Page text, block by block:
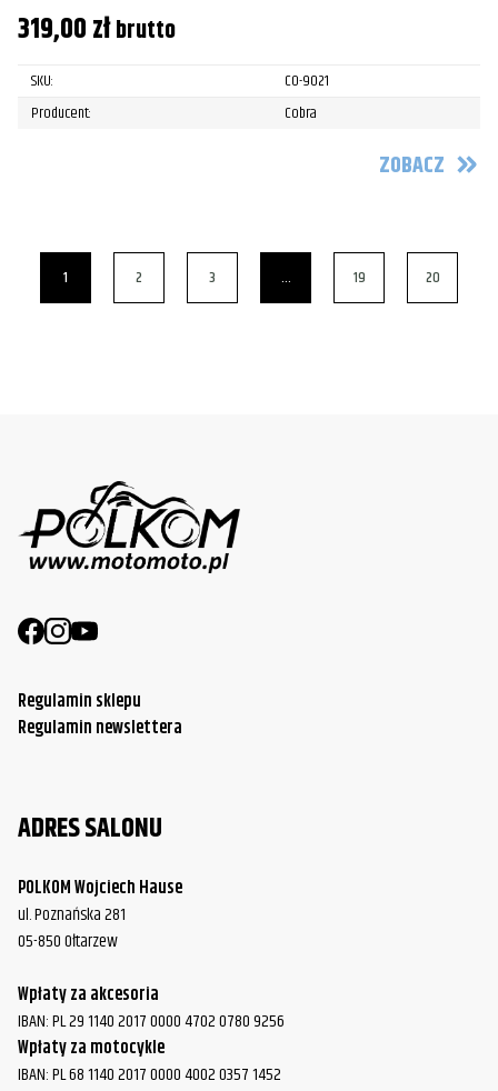
319,00złbrutto
SKU:
CO-9021
Producent:
Cobra
ZOBACZ
1 2 3 … 19 20
Regulamin sklepu
Regulamin newslettera
ADRES SALONU
POLKOM Wojciech Hause
ul. Poznańska 281
05-850 Ołtarzew
Wpłaty za akcesoria
IBAN: PL 29 1140 2017 0000 4702 0780 9256
Wpłaty za motocykle
IBAN: PL 68 1140 2017 0000 4002 0357 1452